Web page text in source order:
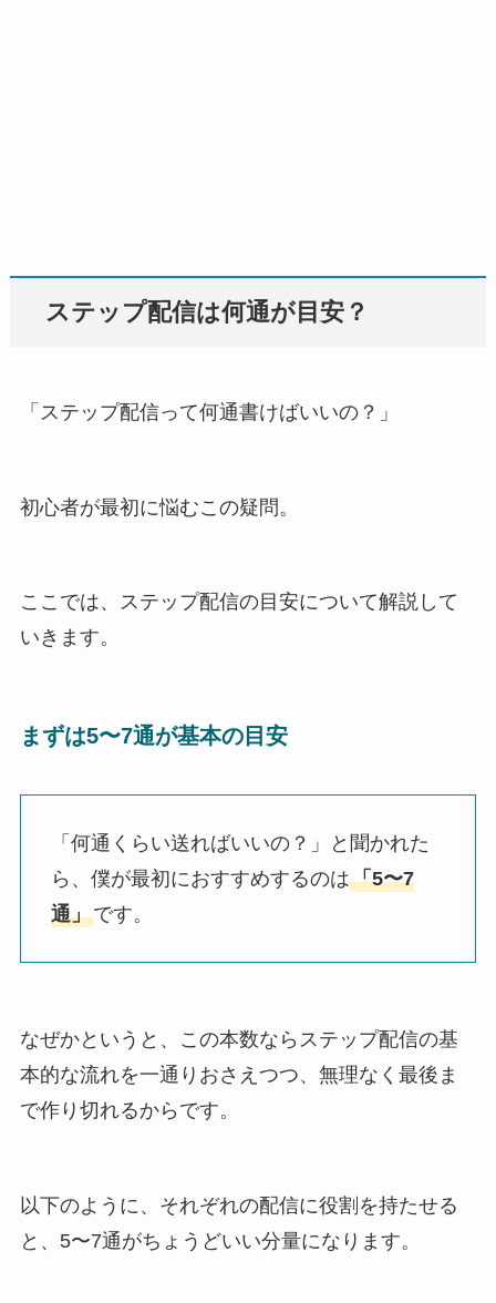
ステップ配信は何通が目安？
「ステップ配信って何通書けばいいの？」
初心者が最初に悩むこの疑問。
ここでは、ステップ配信の目安について解説して
いきます。
まずは5〜7通が基本の目安
「何通くらい送ればいいの？」と聞かれた
ら、僕が最初におすすめするのは「5〜7
通」です。
なぜかというと、この本数ならステップ配信の基
本的な流れを一通りおさえつつ、無理なく最後ま
で作り切れるからです。
以下のように、それぞれの配信に役割を持たせる
と、5〜7通がちょうどいい分量になります。